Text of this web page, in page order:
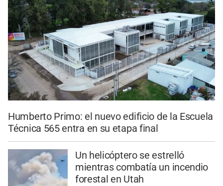
Humberto Primo: el nuevo edificio de la Escuela
Técnica 565 entra en su etapa final
Un helicóptero se estrelló
mientras combatía un incendio
forestal en Utah